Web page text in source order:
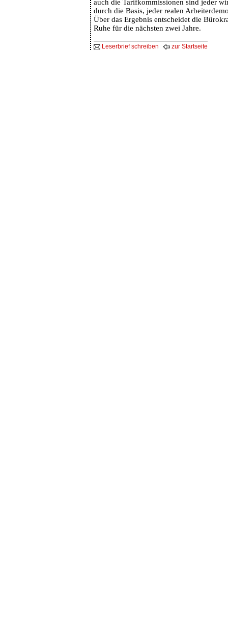
auch die Tarifkommissionen sind jeder
durch die Basis, jeder realen
Über das Ergebnis entscheidet die
Ruhe für die nächsten zwei Jahre.
Leserbrief schreiben zur Startseite